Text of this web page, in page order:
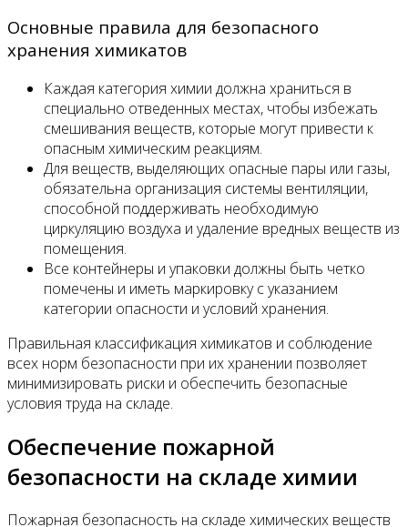
Основные правила для безопасного
хранения химикатов
Каждая категория химии должна храниться в
специально отведенных местах, чтобы избежать
смешивания веществ, которые могут привести к
опасным химическим реакциям.
Для веществ, выделяющих опасные пары или газы,
обязательна организация системы вентиляции,
способной поддерживать необходимую
циркуляцию воздуха и удаление вредных веществ из
помещения.
Все контейнеры и упаковки должны быть четко
помечены и иметь маркировку с указанием
категории опасности и условий хранения.
Правильная классификация химикатов и соблюдение
всех норм безопасности при их хранении позволяет
минимизировать риски и обеспечить безопасные
условия труда на складе.
Обеспечение пожарной
безопасности на складе химии
Пожарная безопасность на складе химических веществ